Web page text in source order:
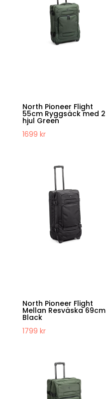
North Pioneer Flight
55cm Ryggsäck med 2
hjul Green
1699 kr
North Pioneer Flight
Mellan Resväska 69cm
Black
1799 kr